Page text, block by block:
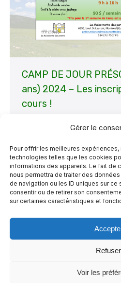
Gérer le
Pour offrir les meilleures expériences,
technologies telles que les cookies
informations des appareils. Le fait de
nous permettra de traiter des
de navigation ou les ID uniques sur ce
consentir ou de retirer son
sur certaines caractéristiques et
Refuser
Voir les
CAMP DE JOUR
ans) 2024 – Les
cours !
vous annoncer que pour
consécutif, La
un Camp de jour pour
Étant donné que cette
(Jour férié) est un lundi,
débuter le mardi 2…